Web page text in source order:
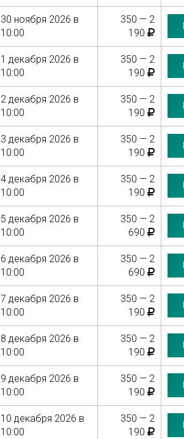
30 ноября 2026 в
10:00
350 — 2
190
1 декабря 2026 в
10:00
350 — 2
190
2 декабря 2026 в
10:00
350 — 2
190
3 декабря 2026 в
10:00
350 — 2
190
4 декабря 2026 в
10:00
350 — 2
190
5 декабря 2026 в
10:00
350 — 2
690
6 декабря 2026 в
10:00
350 — 2
690
7 декабря 2026 в
10:00
350 — 2
190
8 декабря 2026 в
10:00
350 — 2
190
9 декабря 2026 в
10:00
350 — 2
190
10 декабря 2026 в
10:00
350 — 2
190